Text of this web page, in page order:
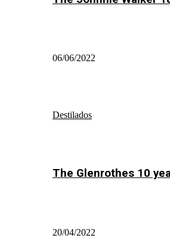
06/06/2022
Destilados
The Glenrothes 10
20/04/2022